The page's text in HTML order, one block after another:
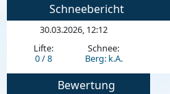
Schneebericht
30.03.2026, 12:12
Lifte:
0 / 8
Schnee:
Berg: k.A.
Bewertung